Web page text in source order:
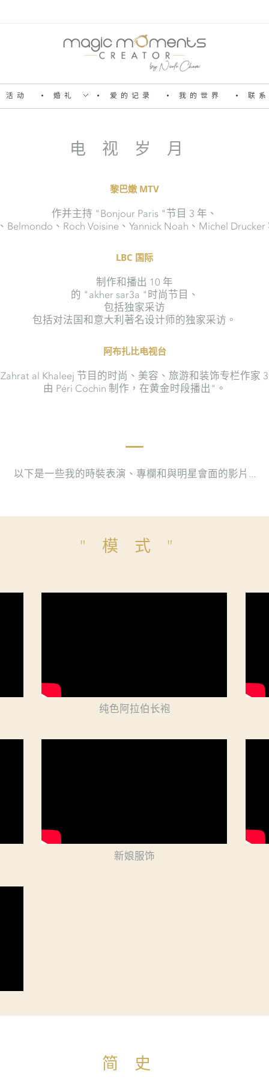
活动 婚礼 爱的记录 我的世界 联系
电视岁月
黎巴嫩 MTV
作并主持 "Bonjour Paris "节目 3 年、
Belmondo、Roch Voisine、Yannick Noah、Michel
LBC 国际
制作和播出 10 年
的 "akher sar3a "时尚节目、
包括独家采访
包括对法国和意大利著名设计师的独家采访。
阿布扎比电视台
al Khaleej 节目的时尚、美容、旅游和装饰专栏作家
由 Péri Cochin 制作，在黄金时段播出"。
以下是一些我的時裝表演、專欄和與明星會面的影片...
"模式"
纯色阿拉伯长袍
新娘服饰
简史